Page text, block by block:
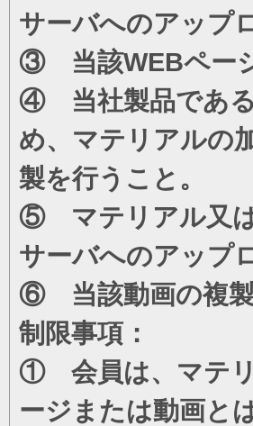
サーバへのアップ
③ 当該WEBペー
④ 当社製品である
め、マテリアルの
製を行うこと。
⑤ マテリアル又は
サーバへのアップ
⑥ 当該動画の複製
制限事項：
① 会員は、マテリ
ージまたは動画と